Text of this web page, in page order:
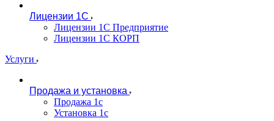
Лицензии 1С
Лицензии 1С Предприятие
Лицензии 1С КОРП
Услуги
Продажа и установка
Продажа 1с
Установка 1с